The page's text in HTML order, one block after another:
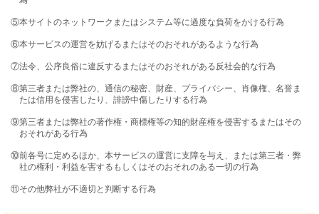
⑤本サイトのネットワークまたはシステム等に過度な負荷をかける行為
⑥本サービスの運営を妨げるまたはそのおそれがあるような行為
⑦法令、公序良俗に違反するまたはそのおそれがある反社会的な行為
⑧第三者または弊社の、通信の秘密、財産、プライバシー、肖像権、名誉ま
たは信用を侵害したり、誹謗中傷したりする行為
⑨第三者または弊社の著作権・商標権等の知的財産権を侵害するまたはその
おそれがある行為
⑩前各号に定めるほか、本サービスの運営に支障を与え、または第三者・弊
社の権利・利益を害するもしくはそのおそれのある一切の行為
⑪その他弊社が不適切と判断する行為